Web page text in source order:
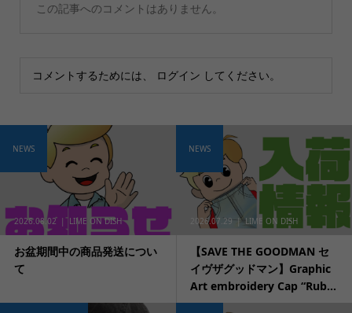
この記事へのコメントはありません。
コメントするためには、 ログイン してください。
2026.08.02 LIME ON DISH
お盆期間中の商品発送につい
て
NEWS
2026.07.29 LIME ON DISH
【SAVE THE GOODMAN セ
イヴザグッドマン】Graphic
Art embroidery Cap “Rub...
NEWS